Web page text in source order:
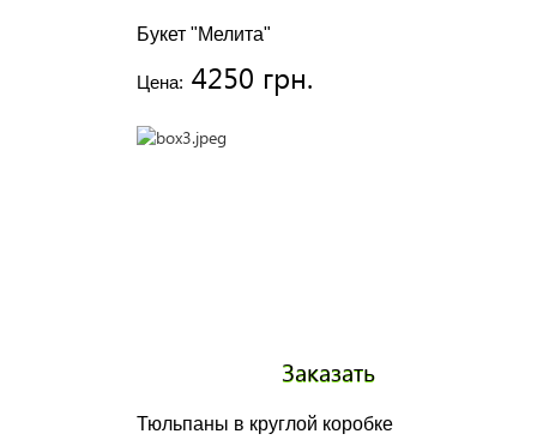
Букет "Мелита"
Цена: 4250 грн.
Тюльпаны в круглой коробке
Заказать